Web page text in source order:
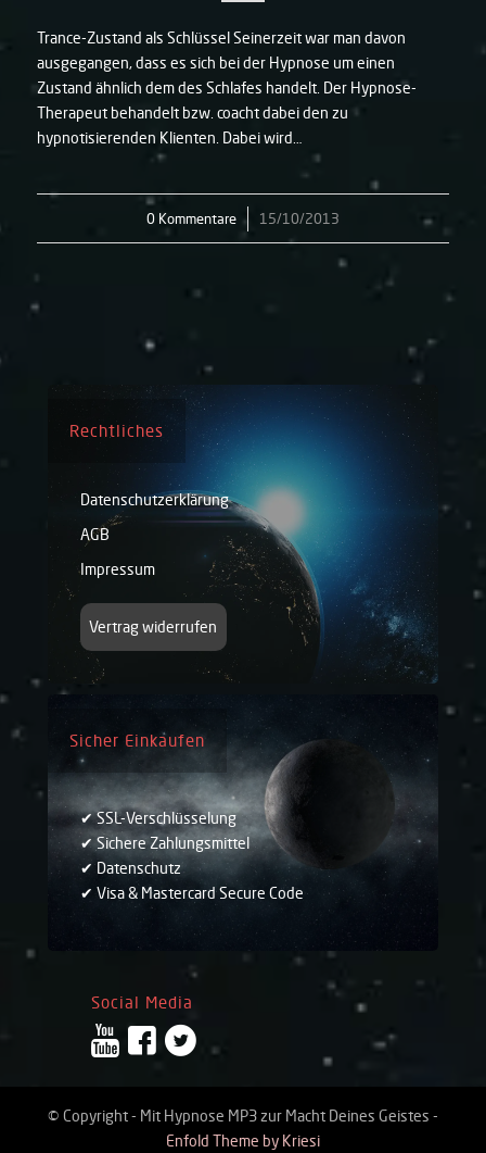
Trance-Zustand als Schlüssel Seinerzeit war man davon
ausgegangen, dass es sich bei der Hypnose um einen
Zustand ähnlich dem des Schlafes handelt. Der Hypnose-
Therapeut behandelt bzw. coacht dabei den zu
hypnotisierenden Klienten. Dabei wird…
0 Kommentare
/ 15/10/2013
Rechtliches
Datenschutzerklärung
AGB
Impressum
Vertrag widerrufen
Sicher Einkaufen
✔ SSL-Verschlüsselung
✔ Sichere Zahlungsmittel
✔ Datenschutz
✔ Visa & Mastercard Secure Code
Social Media
© Copyright - Mit Hypnose MP3 zur Macht Deines Geistes -
Enfold Theme by Kriesi